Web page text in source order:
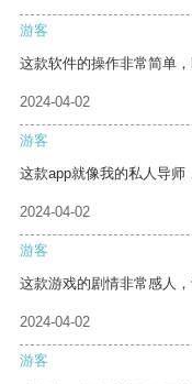
游客
这款软件的操作非常简单
2024-04-02
游客
这款app就像我的私人导师
2024-04-02
游客
这款游戏的剧情非常感人，
2024-04-02
游客